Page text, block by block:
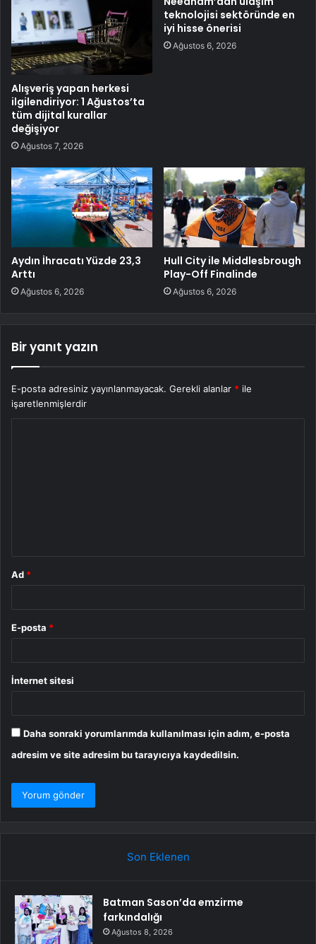
Alışveriş yapan herkesi
ilgilendiriyor: 1 Ağustos’ta
tüm dijital kurallar
değişiyor
Ağustos 7, 2026
teknolojisi sektöründe en
iyi hisse önerisi
Ağustos 6, 2026
Aydın İhracatı Yüzde 23,3
Arttı
Ağustos 6, 2026
Hull City ile Middlesbrough
Play-Off Finalinde
Ağustos 6, 2026
Bir yanıt yazın
E-posta adresiniz yayınlanmayacak. Gerekli alanlar * ile
işaretlenmişlerdir
Ad *
E-posta *
İnternet sitesi
Daha sonraki yorumlarımda kullanılması için adım, e-posta
adresim ve site adresim bu tarayıcıya kaydedilsin.
Son Eklenen
Batman Sason’da emzirme
farkındalığı
Ağustos 8, 2026